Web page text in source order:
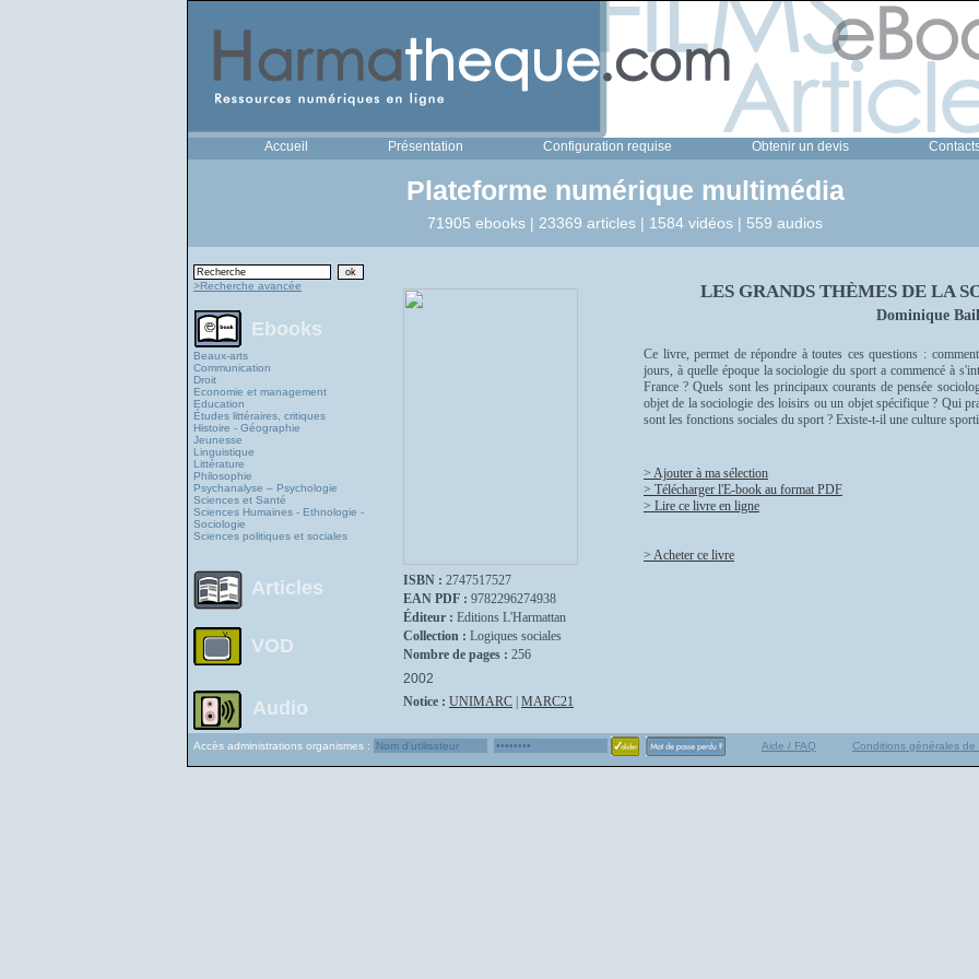
Accueil Présentation Configuration requise Obtenir un devis
Plateforme numérique multimédia
71905 ebooks | 23369 articles | 1584 vidéos | 559 audios
>Recherche avancée
Ebooks
Beaux-arts
Communication
Droit
Economie et management
Education
Études littéraires, critiques
Histoire - Géographie
Jeunesse
Linguistique
Littérature
Philosophie
Psychanalyse – Psychologie
Sciences et Santé
Sciences Humaines - Ethnologie -
Sociologie
Sciences politiques et sociales
Articles
VOD
Audio
ISBN : 2747517527
EAN PDF : 9782296274938
Éditeur : Editions L'Harmattan
Collection : Logiques sociales
Nombre de pages : 256
2002
Notice : UNIMARC MARC21
LES GRANDS THÈMES DE LA
Dominique
Ce livre, permet de répondre à toutes ces questions :
jours, à quelle époque la sociologie du sport a commencé à
France ? Quels sont les principaux courants de pensée
objet de la sociologie des loisirs ou un objet spécifique ? Qui
sont les fonctions sociales du sport ? Existe-t-il une culture
> Ajouter à ma sélection
> Télécharger l'E-book au format PDF
> Lire ce livre en ligne
> Acheter ce livre
Accès administrations organismes : Aide / FAQ Conditions générales de